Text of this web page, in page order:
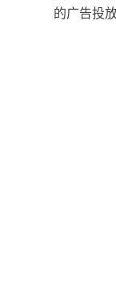
的广告投放